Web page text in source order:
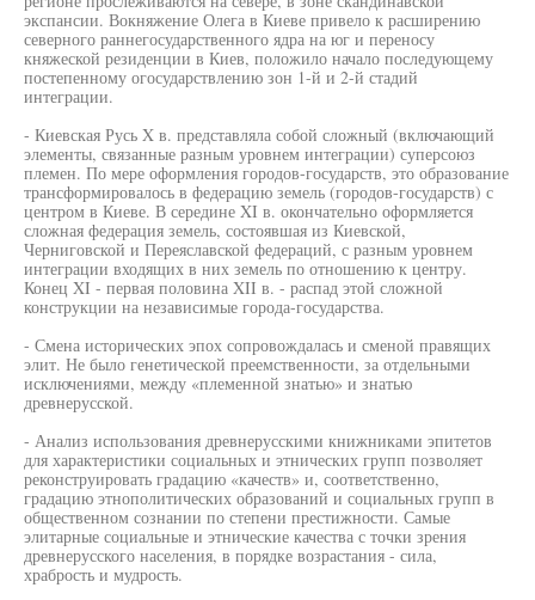
экспансии. Вокняжение Олега в Киеве привело к расширению
северного раннегосударственного ядра на юг и переносу
княжеской резиденции в Киев, положило начало последующему
постепенному огосударствлению зон 1-й и 2-й стадий
интеграции.
- Киевская Русь X в. представляла собой сложный (включающий
элементы, связанные разным уровнем интеграции) суперсоюз
племен. По мере оформления городов-государств, это образование
трансформировалось в федерацию земель (городов-государств) с
центром в Киеве. В середине XI в. окончательно оформляется
сложная федерация земель, состоявшая из Киевской,
Черниговской и Переяславской федераций, с разным уровнем
интеграции входящих в них земель по отношению к центру.
Конец XI - первая половина XII в. - распад этой сложной
конструкции на независимые города-государства.
- Смена исторических эпох сопровождалась и сменой правящих
элит. Не было генетической преемственности, за отдельными
исключениями, между «племенной знатью» и знатью
древнерусской.
- Анализ использования древнерусскими книжниками эпитетов
для характеристики социальных и этнических групп позволяет
реконструировать градацию «качеств» и, соответственно,
градацию этнополитических образований и социальных групп в
общественном сознании по степени престижности. Самые
элитарные социальные и этнические качества с точки зрения
древнерусского населения, в порядке возрастания - сила,
храбрость и мудрость.